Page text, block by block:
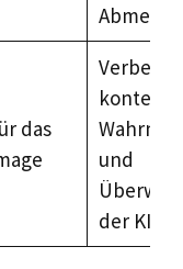
das
und
der KI